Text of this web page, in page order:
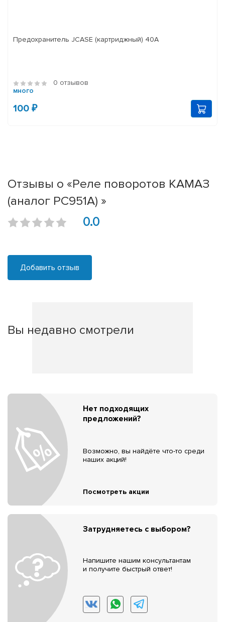
Предохранитель JCASE (картриджный) 40A
0 отзывов
много
100 ₽
Отзывы о «Реле поворотов КАМАЗ
(аналог РС951А) »
0.0
Добавить отзыв
Вы недавно смотрели
Нет подходящих
предложений?
Возможно, вы найдёте что-то среди
наших акций!
Посмотреть акции
Затрудняетесь с выбором?
Напишите нашим консультантам
и получите быстрый ответ!